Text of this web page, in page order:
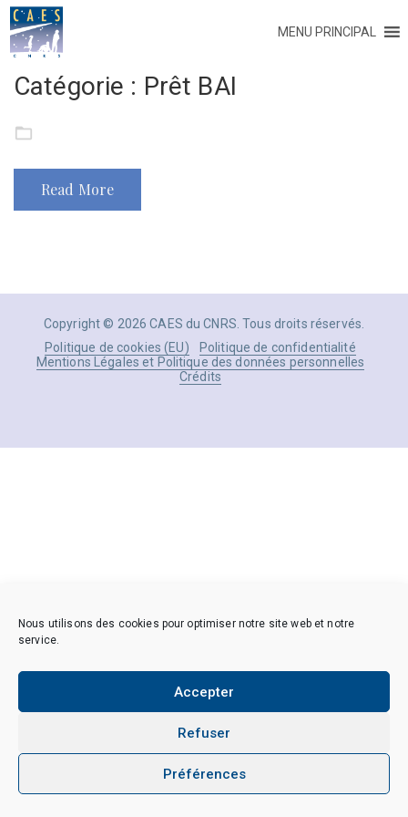
Nous utilisons des cookies pour optimiser notre site web et notre
service.
Accepter
Refuser
Préférences
MENU PRINCIPAL
Catégorie : Prêt BAI
Read More
Copyright © 2026 CAES du CNRS. Tous droits réservés.
Politique de cookies (EU)
Politique de confidentialité
Mentions Légales et Politique des données personnelles
Crédits